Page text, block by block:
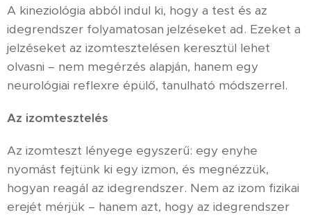
A kineziológia abból indul ki, hogy a test és az
idegrendszer folyamatosan jelzéseket ad. Ezeket a
jelzéseket az izomtesztelésen keresztül lehet
olvasni – nem megérzés alapján, hanem egy
neurológiai reflexre épülő, tanulható módszerrel.
Az izomtesztelés
Az izomteszt lényege egyszerű: egy enyhe
nyomást fejtünk ki egy izmon, és megnézzük,
hogyan reagál az idegrendszer. Nem az izom fizikai
erejét mérjük – hanem azt, hogy az idegrendszer